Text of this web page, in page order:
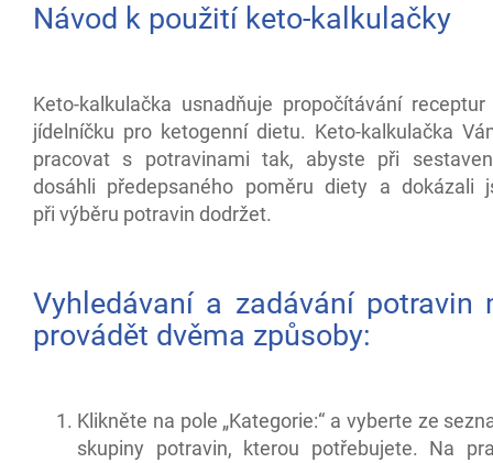
Návod k použití keto-kalkulačky
Keto-kalkulačka usnadňuje propočítávání
jídelníčku pro ketogenní dietu. Keto-kalkulačka
pracovat s potravinami tak, abyste při
dosáhli předepsaného poměru diety a dokázali
při výběru potravin dodržet.
Vyhledávaní a zadávání potravin
provádět dvěma způsoby:
Klikněte na pole „Kategorie:“ a vyberte ze
skupiny potravin, kterou potřebujete. Na